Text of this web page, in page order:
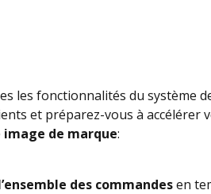
les fonctionnalités du système
et préparez-vous à accélérer
image de marque:
des commandesen